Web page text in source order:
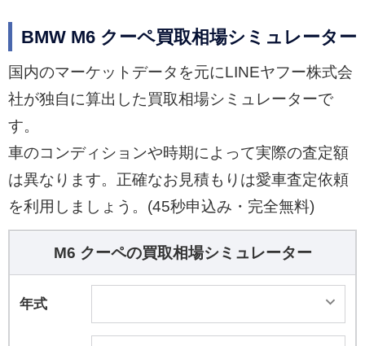
BMW M6 クーペ買取相場シミュレーター
国内のマーケットデータを元にLINEヤフー株式会
社が独自に算出した買取相場シミュレーターで
す。
車のコンディションや時期によって実際の査定額
は異なります。正確なお見積もりは愛車査定依頼
を利用しましょう。(45秒申込み・完全無料)
M6 クーペの買取相場シミュレーター
年式